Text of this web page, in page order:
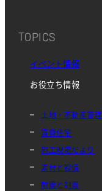
TOPICS
イベント情報
お役立ち情報
土地・不動産管理
賃貸住宅
施工現場だより
素材と設備
耐震と制震